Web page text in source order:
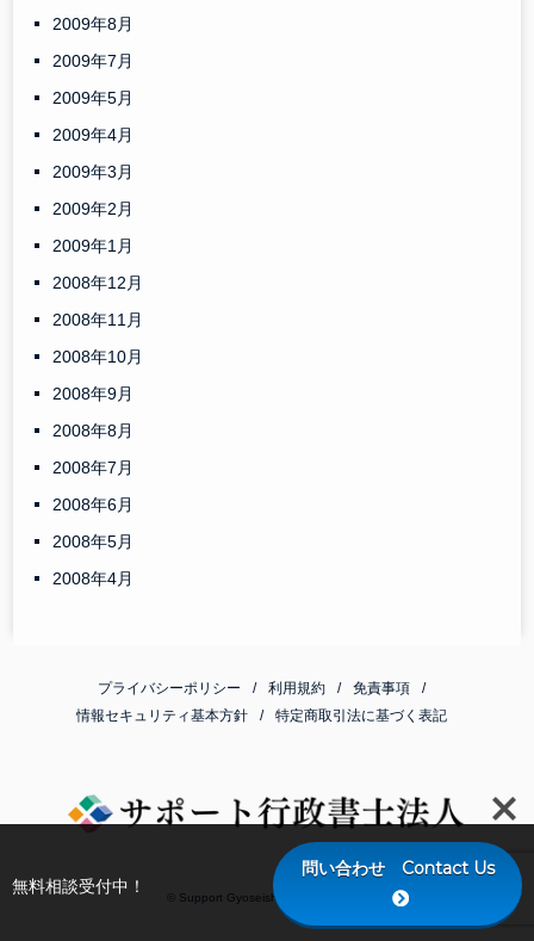
2009年8月
2009年7月
2009年5月
2009年4月
2009年3月
2009年2月
2009年1月
2008年12月
2008年11月
2008年10月
2008年9月
2008年8月
2008年7月
2008年6月
2008年5月
2008年4月
プライバシーポリシー 利用規約
免責事項
情報セキュリティ基本方針
特定商取引法に基づく表記
© Support Gyoseishoshi Corporation
無料相談受付中！
問い合わせ Contact Us